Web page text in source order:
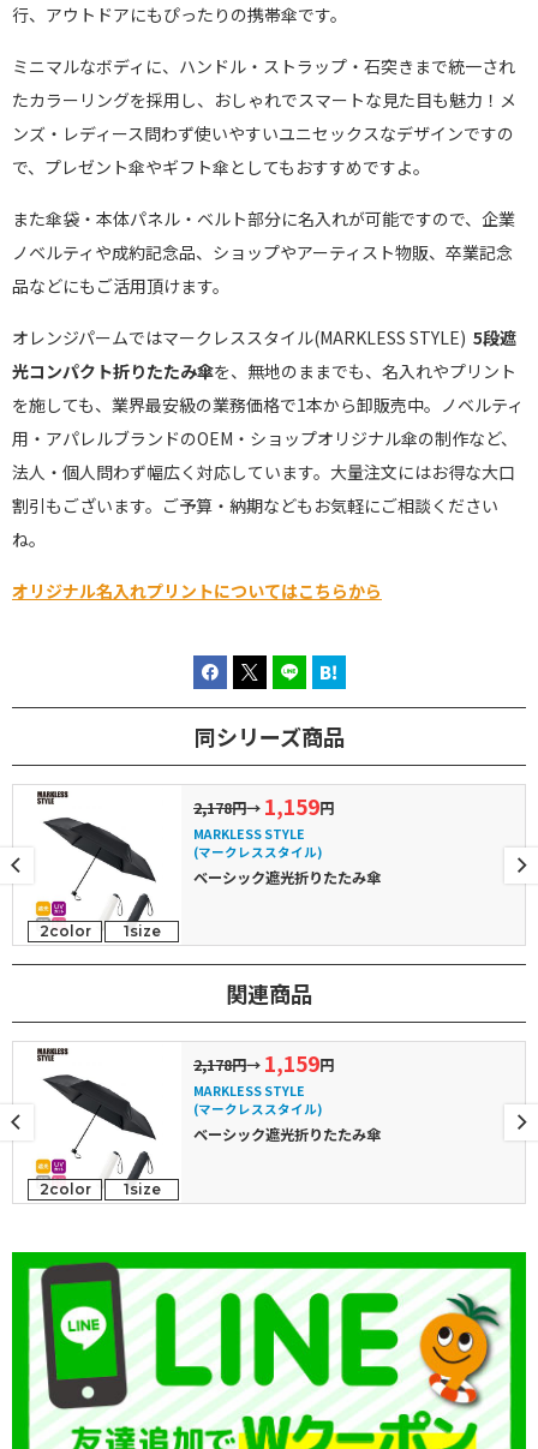
行、アウトドアにもぴったりの携帯傘です。
ミニマルなボディに、ハンドル・ストラップ・石突きまで統一され
たカラーリングを採用し、おしゃれでスマートな見た目も魅力！メ
ンズ・レディース問わず使いやすいユニセックスなデザインですの
で、プレゼント傘やギフト傘としてもおすすめですよ。
また傘袋・本体パネル・ベルト部分に名入れが可能ですので、企業
ノベルティや成約記念品、ショップやアーティスト物販、卒業記念
品などにもご活用頂けます。
オレンジパームではマークレススタイル(MARKLESS STYLE) 5段遮
光コンパクト折りたたみ傘を、無地のままでも、名入れやプリント
を施しても、業界最安級の業務価格で1本から卸販売中。ノベルティ
用・アパレルブランドのOEM・ショップオリジナル傘の制作など、
法人・個人問わず幅広く対応しています。大量注文にはお得な大口
割引もございます。ご予算・納期などもお気軽にご相談ください
ね。
オリジナル名入れプリントについてはこちらから
同シリーズ商品
2color 1size
2,178円→ 1,159円
MARKLESS STYLE
(マークレススタイル)
ベーシック遮光折りたたみ傘
関連商品
2color 1size
2,178円→ 1,159円
MARKLESS STYLE
(マークレススタイル)
ベーシック遮光折りたたみ傘